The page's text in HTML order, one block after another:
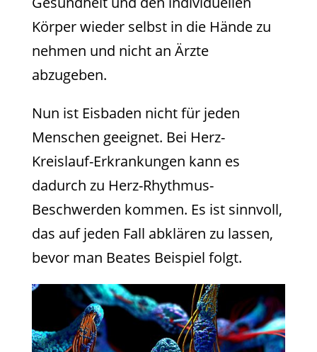
Körper wieder selbst in die Hände zu
nehmen und nicht an Ärzte
abzugeben.
Nun ist Eisbaden nicht für jeden
Menschen geeignet. Bei Herz-
Kreislauf-Erkrankungen kann es
dadurch zu Herz-Rhythmus-
Beschwerden kommen. Es ist sinnvoll,
das auf jeden Fall abklären zu lassen,
bevor man Beates Beispiel folgt.